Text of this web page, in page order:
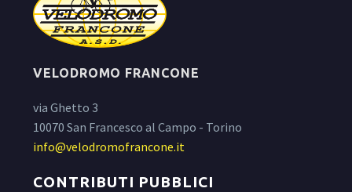
VELODROMO FRANCONE
via Ghetto 3
10070 San Francesco al Campo - Torino
info@velodromofrancone.it
CONTRIBUTI PUBBLICI